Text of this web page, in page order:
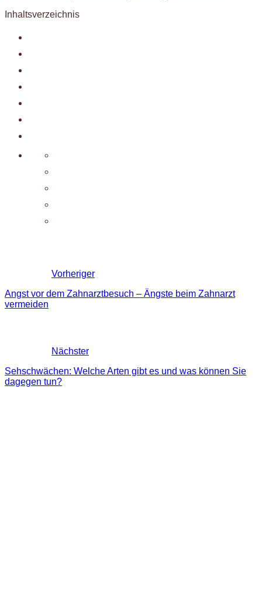
Inhaltsverzeichnis
Vorheriger
Angst vor dem Zahnarztbesuch – Ängste beim Zahnarzt
vermeiden
Nächster
Sehschwächen: Welche Arten gibt es und was können Sie
dagegen tun?